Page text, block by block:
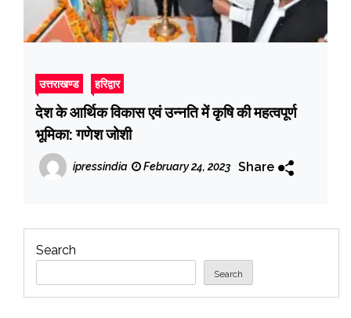
उत्तराखण्ड हरिद्वार
देश के आर्थिक विकास एवं उन्नति में कृषि की महत्वपूर्ण
भूमिका: गणेश जोशी
ipressindia February 24, 2023 Share
Search
Search